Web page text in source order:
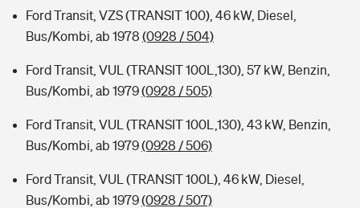
Ford Transit, VZS (TRANSIT 100), 46 kW, Diesel,
Bus/Kombi, ab 1978 (0928 / 504)
Ford Transit, VUL (TRANSIT 100L,130), 57 kW, Benzin,
Bus/Kombi, ab 1979(0928 / 505)
Ford Transit, VUL (TRANSIT 100L,130), 43 kW, Benzin,
Bus/Kombi, ab 1979(0928 / 506)
Ford Transit, VUL (TRANSIT 100L), 46 kW, Diesel,
Bus/Kombi, ab 1979(0928 / 507)